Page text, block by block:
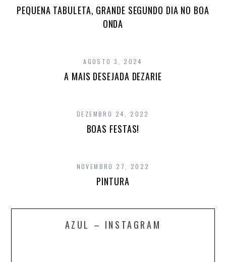
PEQUENA TABULETA, GRANDE SEGUNDO DIA NO BOA
ONDA
AGOSTO 3, 2024
A MAIS DESEJADA DEZARIE
DEZEMBRO 24, 2022
BOAS FESTAS!
NOVEMBRO 27, 2022
PINTURA
AZUL – INSTAGRAM